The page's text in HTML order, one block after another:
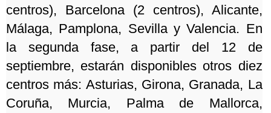
centros), Barcelona (2 centros), Alicante,
Málaga, Pamplona, ​​Sevilla y Valencia. En
la segunda fase, a partir del 12 de
septiembre, estarán disponibles otros diez
centros más: Asturias, Girona, Granada, La
Coruña, Murcia, Palma de Mallorca,